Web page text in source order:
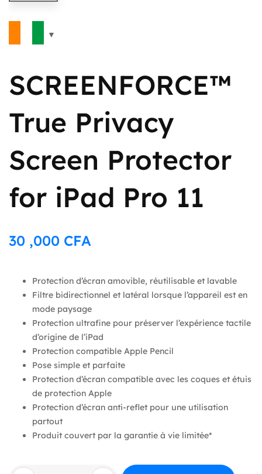
SCREENFORCE™
True Privacy
Screen Protector
for iPad Pro 11
30 ,000 CFA
Protection d’écran amovible, réutilisable et lavable
Filtre bidirectionnel et latéral lorsque l’appareil est en
mode paysage
Protection ultrafine pour préserver l’expérience tactile
d’origine de l’iPad
Protection compatible Apple Pencil
Pose simple et parfaite
Protection d’écran compatible avec les coques et étuis
de protection Apple
Protection d’écran anti-reflet pour une utilisation
partout
Produit couvert par la garantie à vie limitée*
quantité